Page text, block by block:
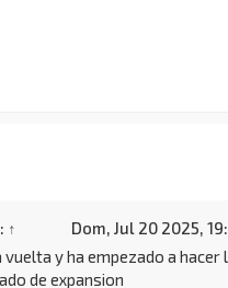
↑
Dom, Jul 20 2025,
vuelta y ha empezado a hacer
de expansion